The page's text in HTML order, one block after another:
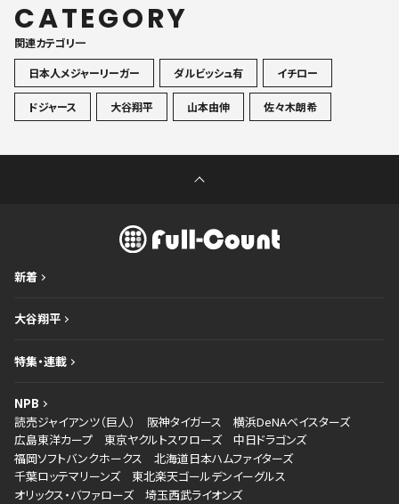
CATEGORY
関連カテゴリ一
日本人メジャーリーガー
ダルビッシュ有 イチロー
ドジャース 大谷翔平 山本由伸 佐々木朗希
新着
大谷翔平
特集・連載
NPB
読売ジャイアンツ（巨人）
阪神タイガース
横浜DeNAベイスターズ
広島東洋カープ
東京ヤクルトスワローズ
中日ドラゴンズ
福岡ソフトバンクホークス
北海道日本ハムファイターズ
千葉ロッテマリーンズ
東北楽天ゴールデンイーグルス
オリックス・バファローズ
埼玉西武ライオンズ